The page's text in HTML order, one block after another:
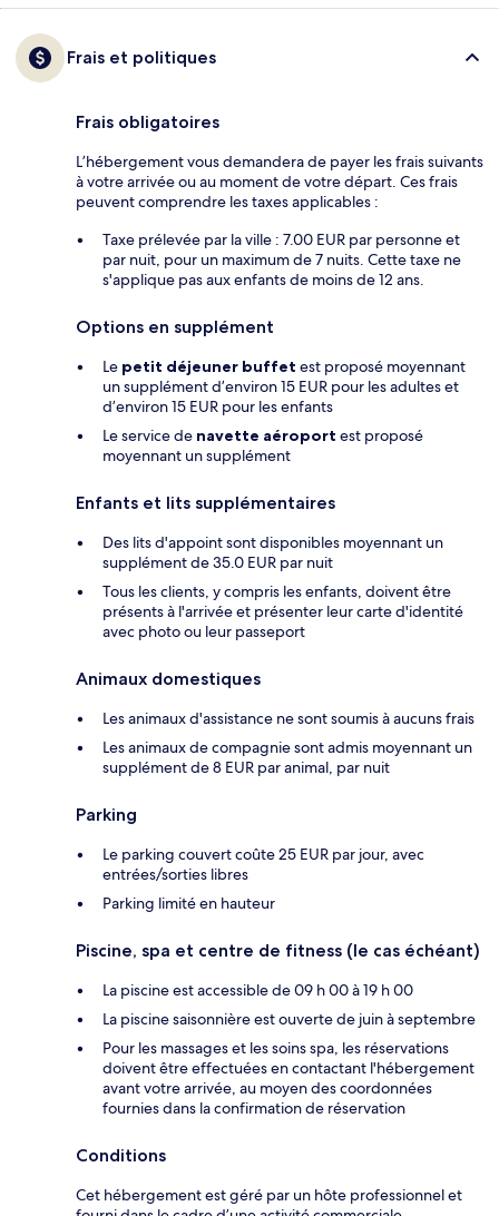
Frais et politiques
Frais obligatoires
L’hébergement vous demandera de payer les frais suivants
à votre arrivée ou au moment de votre départ. Ces frais
peuvent comprendre les taxes applicables :
Taxe prélevée par la ville : 7.00 EUR par personne et
par nuit, pour un maximum de 7 nuits. Cette taxe ne
s'applique pas aux enfants de moins de 12 ans.
Options en supplément
Le petit déjeuner buffet est proposé moyennant
un supplément d’environ 15 EUR pour les adultes et
d’environ 15 EUR pour les enfants
Le service de navette aéroport est proposé
moyennant un supplément
Enfants et lits supplémentaires
Des lits d'appoint sont disponibles moyennant un
supplément de 35.0 EUR par nuit
Tous les clients, y compris les enfants, doivent être
présents à l'arrivée et présenter leur carte d'identité
avec photo ou leur passeport
Animaux domestiques
Les animaux d'assistance ne sont soumis à aucuns frais
Les animaux de compagnie sont admis moyennant un
supplément de 8 EUR par animal, par nuit
Parking
Le parking couvert coûte 25 EUR par jour, avec
entrées/sorties libres
Parking limité en hauteur
Piscine, spa et centre de fitness (le cas échéant)
La piscine est accessible de 09 h 00 à 19 h 00
La piscine saisonnière est ouverte de juin à septembre
Pour les massages et les soins spa, les réservations
doivent être effectuées en contactant l'hébergement
avant votre arrivée, au moyen des coordonnées
fournies dans la confirmation de réservation
Conditions
Cet hébergement est géré par un hôte professionnel et